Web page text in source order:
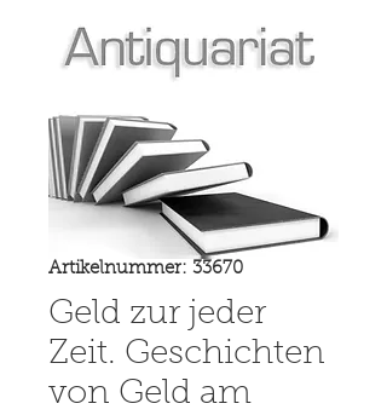
Artikelnummer: 33670
Geld zur jeder
Zeit. Geschichten
von Geld am